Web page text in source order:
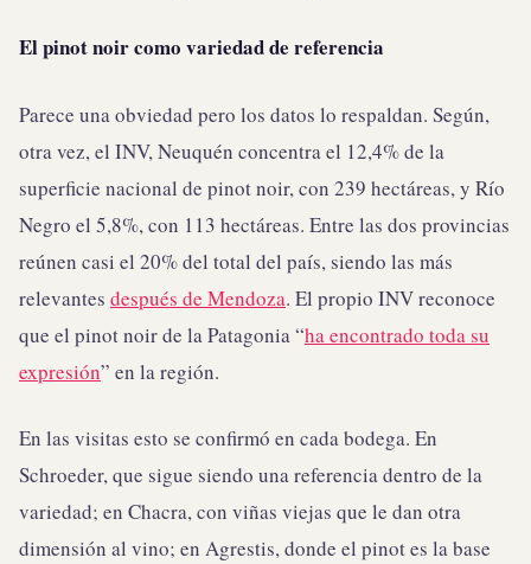
El pinot noir como variedad de referencia
Parece una obviedad pero los datos lo respaldan. Según,
otra vez, el INV, Neuquén concentra el 12,4% de la
superficie nacional de pinot noir, con 239 hectáreas, y Río
Negro el 5,8%, con 113 hectáreas. Entre las dos provincias
reúnen casi el 20% del total del país, siendo las más
relevantes después de Mendoza. El propio INV reconoce
que el pinot noir de la Patagonia “ha encontrado toda su
expresión” en la región.
En las visitas esto se confirmó en cada bodega. En
Schroeder, que sigue siendo una referencia dentro de la
variedad; en Chacra, con viñas viejas que le dan otra
dimensión al vino; en Agrestis, donde el pinot es la base